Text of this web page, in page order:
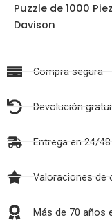
Puzzle de 1000
Davison
Compra segura
Devolución
Entrega en 24/
Valoraciones de
Más de 70 años